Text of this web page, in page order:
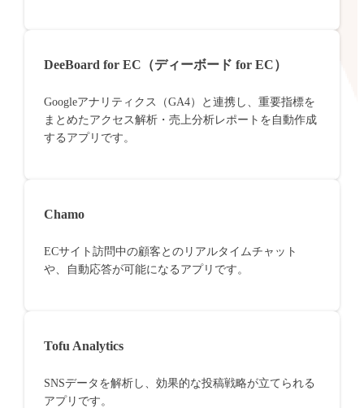
DeeBoard for EC（ディーボード for EC）
Googleアナリティクス（GA4）と連携し、重要指標を
まとめたアクセス解析・売上分析レポートを自動作成
するアプリです。
Chamo
ECサイト訪問中の顧客とのリアルタイムチャット
や、自動応答が可能になるアプリです。
Tofu Analytics
SNSデータを解析し、効果的な投稿戦略が立てられる
アプリです。